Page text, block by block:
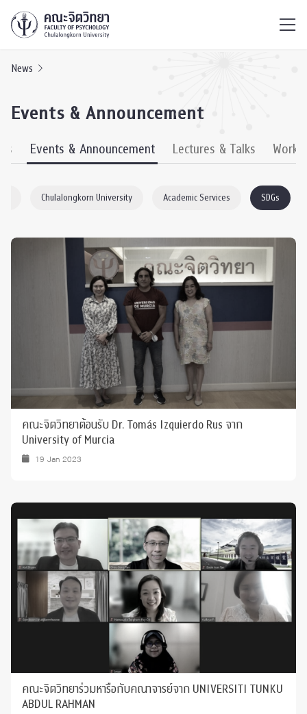
News
Events & Announcement
Events & Announcement Lectures & Talks
Chulalongkorn University Academic Services SDGs
คณะจิตวิทยาต้อนรับ Dr. Tomás Izquierdo Rus จาก
University of Murcia
19 Jan 2023
คณะจิตวิทยาร่วมหารือกับคณาจารย์จาก UNIVERSITI TUNKU
ABDUL RAHMAN